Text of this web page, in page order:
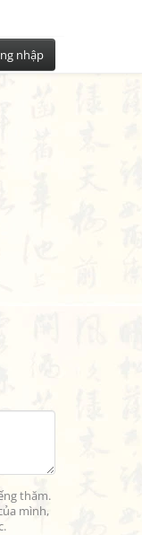
nhập
thăm.
mình,